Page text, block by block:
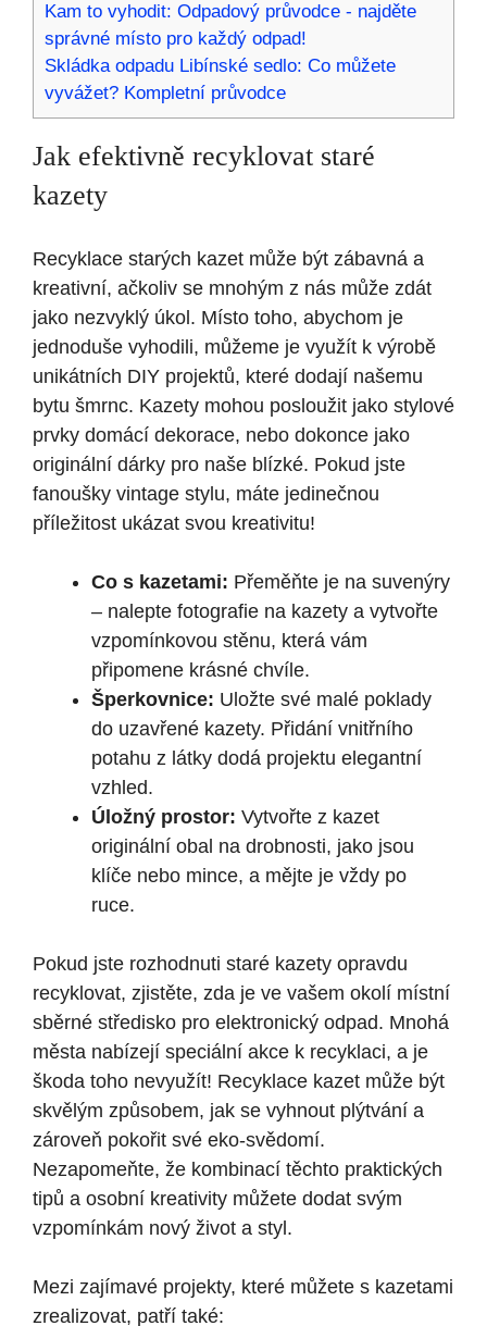
Kam to vyhodit: Odpadový průvodce - najděte
správné místo pro každý odpad!
Skládka odpadu Libínské sedlo: Co můžete
vyvážet? Kompletní průvodce
Jak efektivně recyklovat staré
kazety
Recyklace starých kazet může být zábavná a
kreativní, ačkoliv se mnohým z nás může zdát
jako nezvyklý úkol. Místo toho, abychom je
jednoduše vyhodili, můžeme je využít k výrobě
unikátních DIY projektů, které dodají našemu
bytu šmrnc. Kazety mohou posloužit jako stylové
prvky domácí dekorace, nebo dokonce jako
originální dárky pro naše blízké. Pokud jste
fanoušky vintage stylu, máte jedinečnou
příležitost ukázat svou kreativitu!
Co s kazetami: Přeměňte je na suvenýry
– nalepte fotografie na kazety a vytvořte
vzpomínkovou stěnu, která vám
připomene krásné chvíle.
Šperkovnice: Uložte své malé poklady
do uzavřené kazety. Přidání vnitřního
potahu z látky dodá projektu elegantní
vzhled.
Úložný prostor: Vytvořte z kazet
originální obal na drobnosti, jako jsou
klíče nebo mince, a mějte je vždy po
ruce.
Pokud jste rozhodnuti staré kazety opravdu
recyklovat, zjistěte, zda je ve vašem okolí místní
sběrné středisko pro elektronický odpad. Mnohá
města nabízejí speciální akce k recyklaci, a je
škoda toho nevyužít! Recyklace kazet může být
skvělým způsobem, jak se vyhnout plýtvání a
zároveň pokořit své eko-svědomí.
Nezapomeňte, že kombinací těchto praktických
tipů a osobní kreativity můžete dodat svým
vzpomínkám nový život a styl.
Mezi zajímavé projekty, které můžete s kazetami
zrealizovat, patří také: